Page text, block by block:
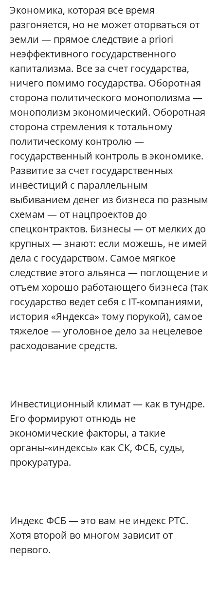
Экономика, которая все время
разгоняется, но не может оторваться от
земли — прямое следствие a priori
неэффективного государственного
капитализма. Все за счет государства,
ничего помимо государства. Оборотная
сторона политического монополизма —
монополизм экономический. Оборотная
сторона стремления к тотальному
политическому контролю —
государственный контроль в экономике.
Развитие за счет государственных
инвестиций с параллельным
выбиванием денег из бизнеса по разным
схемам — от нацпроектов до
спецконтрактов. Бизнесы — от мелких до
крупных — знают: если можешь, не имей
дела с государством. Самое мягкое
следствие этого альянса — поглощение и
отъем хорошо работающего бизнеса (так
государство ведет себя с IT-компаниями,
история «Яндекса» тому порукой), самое
тяжелое — уголовное дело за нецелевое
расходование средств.
Инвестиционный климат — как в тундре.
Его формируют отнюдь не
экономические факторы, а такие
органы-«индексы» как СК, ФСБ, суды,
прокуратура.
Индекс ФСБ — это вам не индекс РТС.
Хотя второй во многом зависит от
первого.